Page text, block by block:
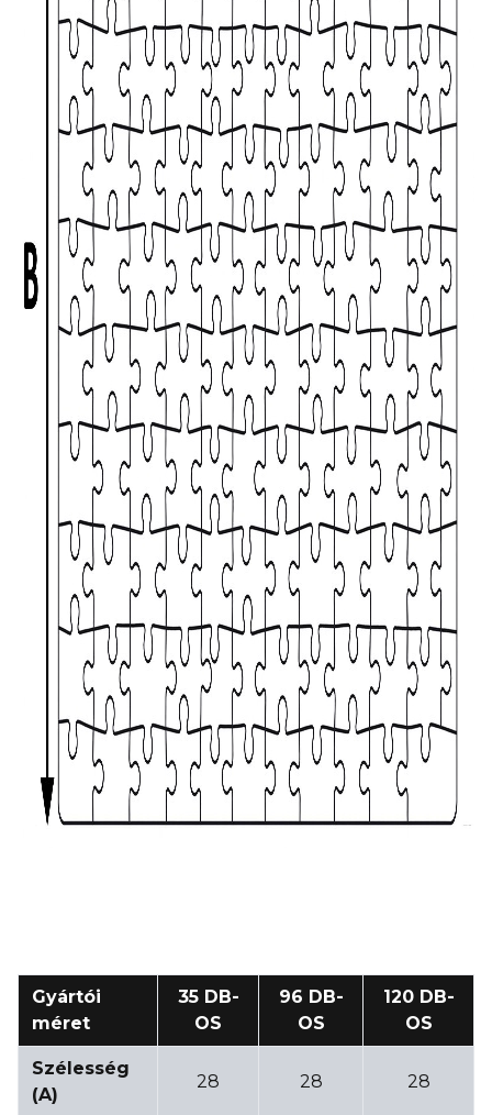
Gyártói
méret
35 DB-
OS
96 DB-
OS
120 DB-
OS
Szélesség
(A)
28 28 28